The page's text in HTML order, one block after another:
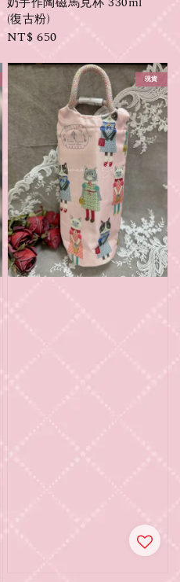
(復古粉)
Regular
NT$ 650
現貨